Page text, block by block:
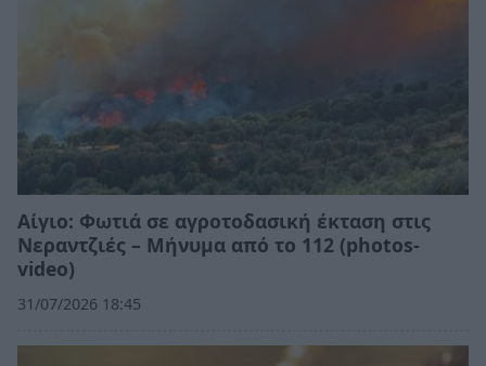
Αίγιο: Φωτιά σε αγροτοδασική έκταση στις
Νεραντζιές – Μήνυμα από το 112 (photos-
video)
31/07/2026 18:45